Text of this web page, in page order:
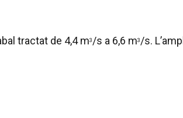
tractat de 4,4 m3 /s a 6,6 m3 /s.